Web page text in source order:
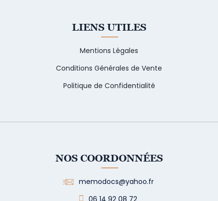
LIENS UTILES
Mentions Légales
Conditions Générales de Vente
Politique de Confidentialité
NOS COORDONNÉES
memodocs@yahoo.fr
06 14 92 08 72